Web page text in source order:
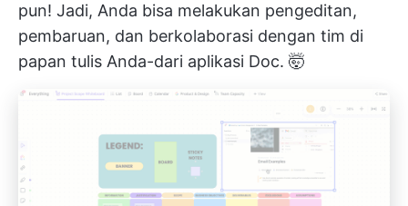
pun! Jadi, Anda bisa melakukan pengeditan,
pembaruan, dan berkolaborasi dengan tim di
papan tulis Anda-dari aplikasi Doc. 🤯